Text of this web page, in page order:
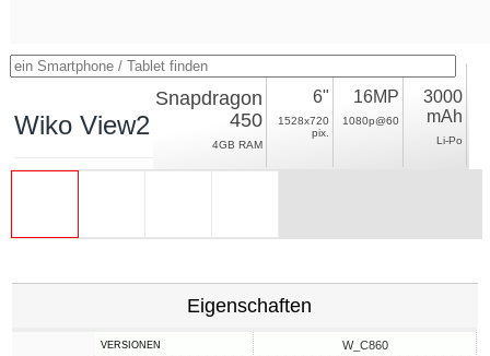
Wiko View2 Pro
Snapdragon
450
4GB RAM
6"
1528x720
pix.
16MP
1080p@60
3000
mAh
Li-Po
Eigenschaften
VERSIONEN W_C860